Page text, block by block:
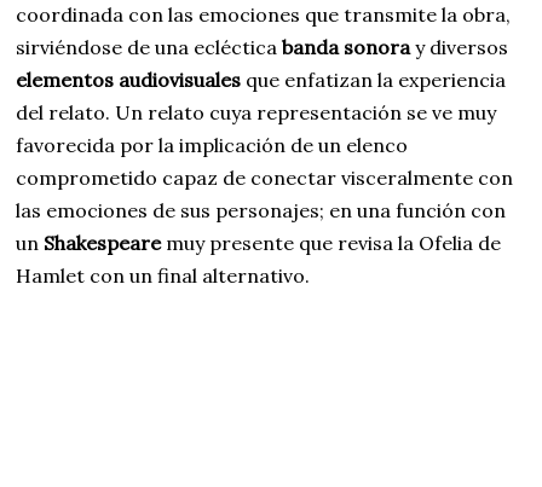
coordinada con las emociones que transmite la obra,
sirviéndose de una eclécticabanda sonoray diversos
elementos audiovisuales que enfatizan la experiencia
del relato. Un relato cuya representación se ve muy
favorecida por la implicación de un elenco
comprometido capaz de conectar visceralmente con
las emociones de sus personajes; en una función con
un Shakespearemuy presente que revisa la Ofelia de
Hamlet con un final alternativo.